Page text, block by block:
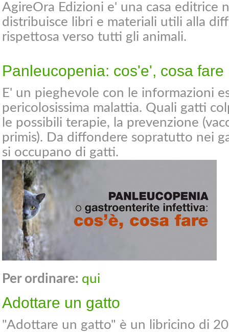
AgireOra Edizioni e' una casa editrice
distribuisce libri e materiali utili alla
rispettosa verso tutti gli animali.
Panleucopenia: cos'e', cosa fare
E' un pieghevole con le informazioni
pericolosissima malattia. Quali gatti
le possibili terapie, la prevenzione
primis). Da diffondere sopratutto nei
si occupano di gatti.
Per ordinare: qui
Adottare un gatto
"Adottare un gatto" è un libricino di